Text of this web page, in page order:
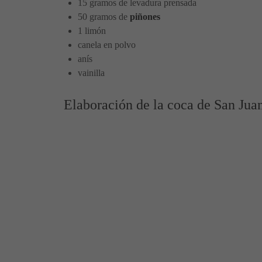
15 gramos de levadura prensada
50 gramos de piñones
1 limón
canela en polvo
anís
vainilla
Elaboración de la coca de San